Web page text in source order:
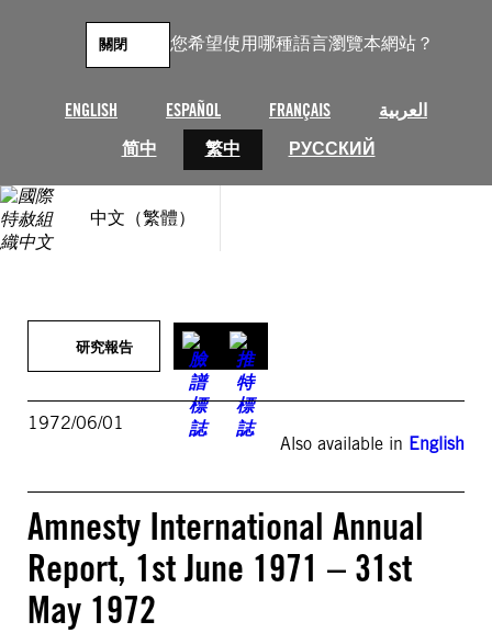
您希望使用哪種語言瀏覽本網站？
ENGLISH ESPAÑOL FRANÇAIS
العربية
简中
繁中 РУССКИЙ
關閉
中文（繁體）
研究報告
1972/06/01
Also available in English
Amnesty International Annual
Report, 1st June 1971 – 31st
May 1972